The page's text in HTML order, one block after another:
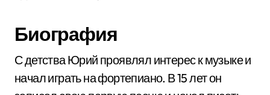
Биография
С детства Юрий проявлял интерес к музыке и
начал играть на фортепиано. В 15 лет он